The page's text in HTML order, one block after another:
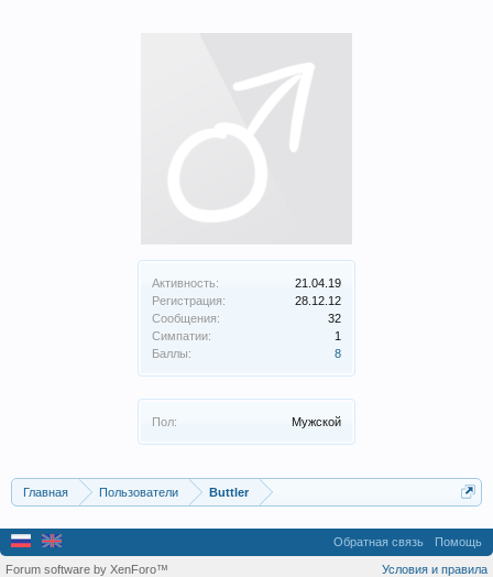
Активность:
21.04.19
Регистрация:
28.12.12
Сообщения:
32
Симпатии:
1
Баллы:
8
Пол: Мужской
Главная Пользователи Buttler
Обратная связь Помощь
Условия и правила
Forum software by XenForo™